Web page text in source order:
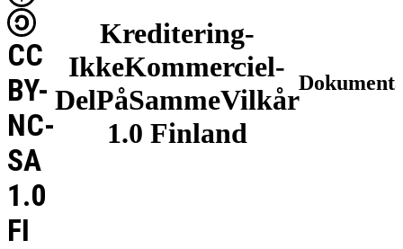
Kreditering-
IkkeKommerciel-
DelPåSammeVilkår
1.0 Finland
CC
BY-
NC-
SA
1.0
FI